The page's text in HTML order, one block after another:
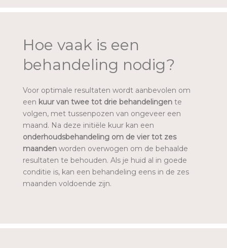
Hoe vaak is een
behandeling nodig?
Voor optimale resultaten wordt aanbevolen om
een kuur van twee tot drie behandelingente
volgen, met tussenpozen van ongeveer een
maand. Na deze initiële kuur kan een
onderhoudsbehandeling om de vier tot zes
maandenworden overwogen om de behaalde
resultaten te behouden. Als je huid al in goede
conditie is, kan een behandeling eens in de zes
maanden voldoende zijn.